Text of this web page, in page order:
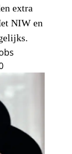
extra
NIW en